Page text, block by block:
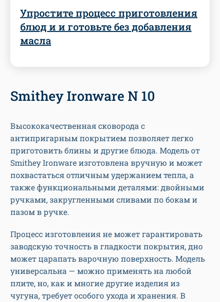
Упростите процесс приготовления
блюд и и готовьте без добавления
масла
Smithey Ironware N 10
Высококачественная сковорода с
антипригарным покрытием позволяет легко
приготовить блины и другие блюда. Модель от
Smithey Ironware изготовлена вручную и может
похвастаться отличным удержанием тепла, а
также функциональными деталями: двойными
ручками, закругленными сливами по бокам и
пазом в ручке.
Процесс изготовления не может гарантировать
заводскую точность в гладкости покрытия, дно
может царапать варочную поверхность. Модель
универсальна — можно применять на любой
плите, но, как и многие другие изделия из
чугуна, требует особого ухода и хранения. В